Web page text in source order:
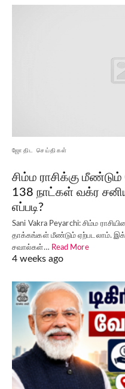
ஜோதிட செய்திகள்
சிம்ம ராசிக்கு
138 நாட்கள் வக்ர
எப்படி?
Sani Vakra Peyarchi: சிம்ம
தாக்கங்கள் மீண்டும் ஏற்படலாம்.
சவால்கள்… Read More
4 weeks ago